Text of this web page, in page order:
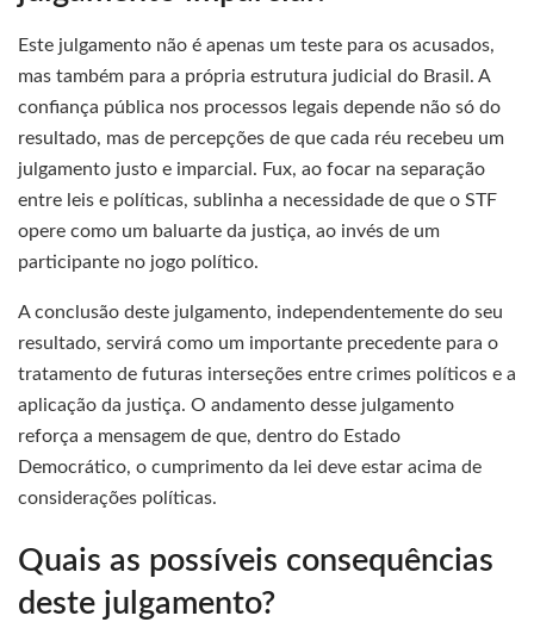
Este julgamento não é apenas um teste para os acusados,
mas também para a própria estrutura judicial do Brasil. A
confiança pública nos processos legais depende não só do
resultado, mas de percepções de que cada réu recebeu um
julgamento justo e imparcial. Fux, ao focar na separação
entre leis e políticas, sublinha a necessidade de que o STF
opere como um baluarte da justiça, ao invés de um
participante no jogo político.
A conclusão deste julgamento, independentemente do seu
resultado, servirá como um importante precedente para o
tratamento de futuras interseções entre crimes políticos e a
aplicação da justiça. O andamento desse julgamento
reforça a mensagem de que, dentro do Estado
Democrático, o cumprimento da lei deve estar acima de
considerações políticas.
Quais as possíveis consequências
deste julgamento?